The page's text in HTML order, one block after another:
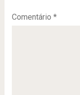
Comentário *